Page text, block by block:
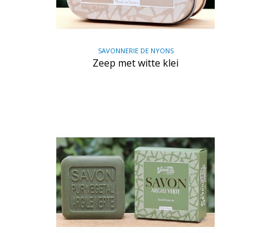
SAVONNERIE DE NYONS
Zeep met witte klei